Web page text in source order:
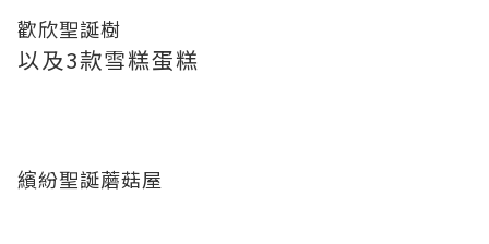
歡欣聖誕樹
以及3款雪糕蛋糕
繽紛聖誕蘑菇屋